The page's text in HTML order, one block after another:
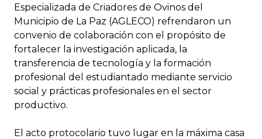
Especializada de Criadores de Ovinos del
Municipio de La Paz (AGLECO) refrendaron un
convenio de colaboración con el propósito de
fortalecer la investigación aplicada, la
transferencia de tecnología y la formación
profesional del estudiantado mediante servicio
social y prácticas profesionales en el sector
productivo.
El acto protocolario tuvo lugar en la máxima casa